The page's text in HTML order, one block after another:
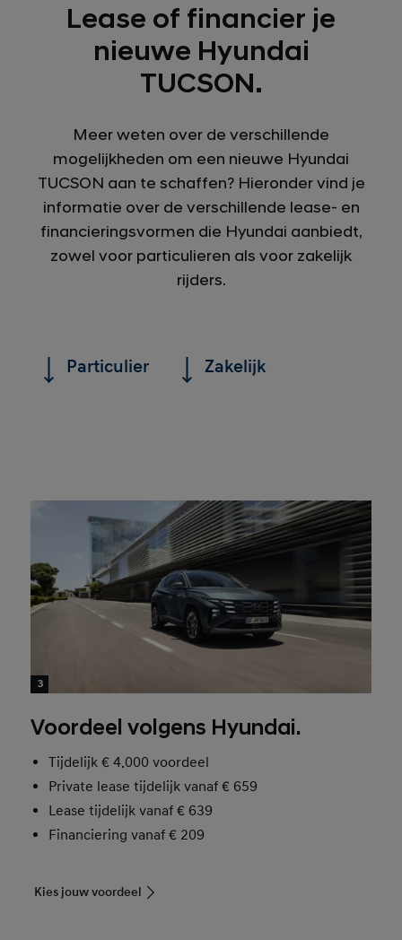
Lease of financier je
nieuwe Hyundai
TUCSON.
Meer weten over de verschillende
mogelijkheden om een nieuwe Hyundai
TUCSON aan te schaffen? Hieronder vind je
informatie over de verschillende lease- en
financieringsvormen die Hyundai aanbiedt,
zowel voor particulieren als voor zakelijk
rijders.
Particulier Zakelijk
3
Voordeel volgens Hyundai.
Tijdelijk€ 4.000 voordeel
Private lease tijdelijk vanaf€ 659
Lease tijdelijk vanaf€ 639
Financiering vanaf€ 209
Kies jouw voordeel